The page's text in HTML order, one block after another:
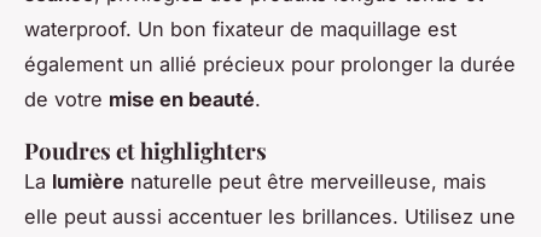
waterproof. Un bon fixateur de maquillage est
également un allié précieux pour prolonger la durée
de votre mise en beauté.
Poudres et highlighters
La lumière naturelle peut être merveilleuse, mais
elle peut aussi accentuer les brillances. Utilisez une